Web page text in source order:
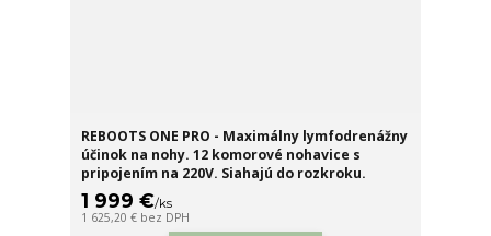
REBOOTS ONE PRO - Maximálny lymfodrenážny
účinok na nohy. 12 komorové nohavice s
pripojením na 220V. Siahajú do rozkroku.
1 999 €/ks
1 625,20 € bez DPH